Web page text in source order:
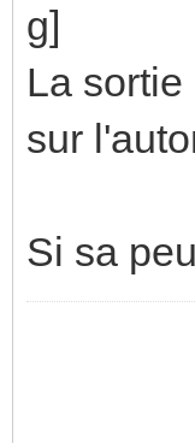
La
sur
Si sa